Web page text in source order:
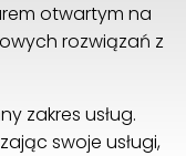
otwartym na
rozwiązań z
zakres usług.
swoje usługi,